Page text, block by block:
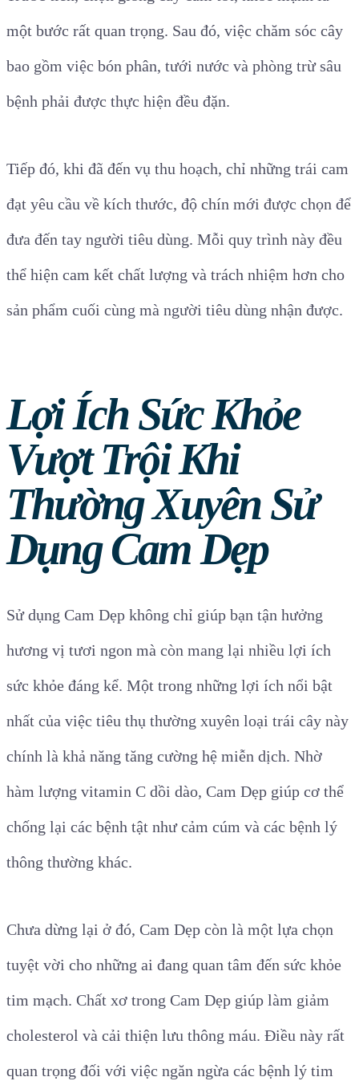
một bước rất quan trọng. Sau đó, việc chăm sóc cây
bao gồm việc bón phân, tưới nước và phòng trừ sâu
bệnh phải được thực hiện đều đặn.
Tiếp đó, khi đã đến vụ thu hoạch, chỉ những trái cam
đạt yêu cầu về kích thước, độ chín mới được chọn để
đưa đến tay người tiêu dùng. Mỗi quy trình này đều
thể hiện cam kết chất lượng và trách nhiệm hơn cho
sản phẩm cuối cùng mà người tiêu dùng nhận được.
Lợi Ích Sức Khỏe
Vượt Trội Khi
Thường Xuyên Sử
Dụng Cam Dẹp
Sử dụng Cam Dẹp không chỉ giúp bạn tận hưởng
hương vị tươi ngon mà còn mang lại nhiều lợi ích
sức khỏe đáng kể. Một trong những lợi ích nổi bật
nhất của việc tiêu thụ thường xuyên loại trái cây này
chính là khả năng tăng cường hệ miễn dịch. Nhờ
hàm lượng vitamin C dồi dào, Cam Dẹp giúp cơ thể
chống lại các bệnh tật như cảm cúm và các bệnh lý
thông thường khác.
Chưa dừng lại ở đó, Cam Dẹp còn là một lựa chọn
tuyệt vời cho những ai đang quan tâm đến sức khỏe
tim mạch. Chất xơ trong Cam Dẹp giúp làm giảm
cholesterol và cải thiện lưu thông máu. Điều này rất
quan trọng đối với việc ngăn ngừa các bệnh lý tim